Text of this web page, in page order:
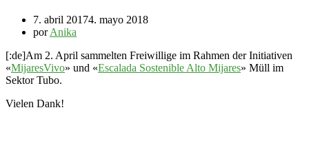
7. abril 20174. mayo 2018
porAnika
[:de]Am 2. April sammelten Freiwillige im Rahmen der Initiativen
«MijaresVivo» und «Escalada Sostenible Alto Mijares» Müll im
Sektor Tubo.
Vielen Dank!